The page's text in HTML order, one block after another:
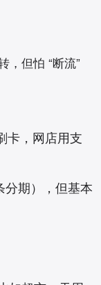
，但怕 “断流”
卡，网店用支
分期），但基本